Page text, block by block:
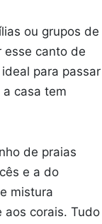
ou grupos de
esse canto de
para passar
casa tem
de praias
e a do
mistura
aos corais. Tudo